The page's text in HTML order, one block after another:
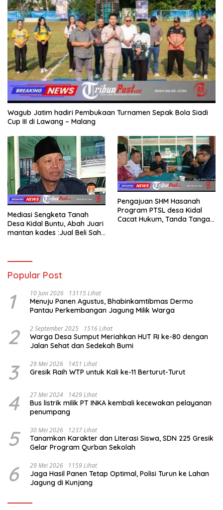
Wagub Jatim hadiri Pembukaan Turnamen Sepak Bola Siadi
Cup III di Lawang – Malang
Mediasi Sengketa Tanah
Desa Kidal Buntu, Abah Juari
mantan kades :Jual Beli Sah,
Membatalkan Hak Warga.
Pengajuan SHM Hasanah
Program PTSL desa Kidal
Cacat Hukum, Tanda Tangan
Popular Post
1 10 Juni 2026 13115 Lihat
Menuju Panen Agustus, Bhabinkamtibmas Dermo
Pantau Perkembangan Jagung Milik Warga
2 2 September 2025 1516 Lihat
Warga Desa Sumput Meriahkan HUT RI ke-80 dengan
Jalan Sehat dan Sedekah Bumi ‎
3 29 Mei 2026 1451 Lihat
Gresik Raih WTP untuk Kali ke-11 Berturut-Turut
4 27 Mei 2024 1429 Lihat
Bus listrik milik PT INKA kembali kecewakan pelayanan
penumpang
5 30 Mei 2026 1237 Lihat
Tanamkan Karakter dan Literasi Siswa, SDN 225 Gresik
Gelar Program Qurban Sekolah
6 29 Mei 2026 1159 Lihat
Jaga Hasil Panen Tetap Optimal, Polisi Turun ke Lahan
Jagung di Kunjang